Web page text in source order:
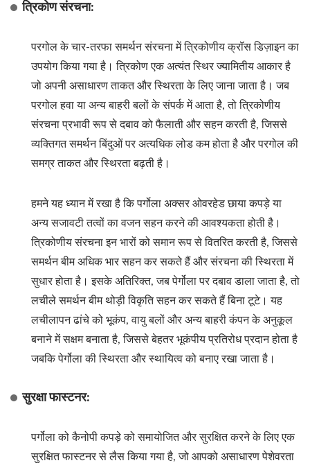
त्रिकोण संरचना:
परगोल के चार-तरफा समर्थन संरचना में त्रिकोणीय क्रॉस डिज़ाइन का
उपयोग किया गया है। त्रिकोण एक अत्यंत स्थिर ज्यामितीय आकार है
जो अपनी असाधारण ताकत और स्थिरता के लिए जाना जाता है। जब
परगोल हवा या अन्य बाहरी बलों के संपर्क में आता है, तो त्रिकोणीय
संरचना प्रभावी रूप से दबाव को फैलाती और सहन करती है, जिससे
व्यक्तिगत समर्थन बिंदुओं पर अत्यधिक लोड कम होता है और परगोल की
समग्र ताकत और स्थिरता बढ़ती है।
हमने यह ध्यान में रखा है कि पर्गोला अक्सर ओवरहेड छाया कपड़े या
अन्य सजावटी तत्वों का वजन सहन करने की आवश्यकता होती है।
त्रिकोणीय संरचना इन भारों को समान रूप से वितरित करती है, जिससे
समर्थन बीम अधिक भार सहन कर सकते हैं और संरचना की स्थिरता में
सुधार होता है। इसके अतिरिक्त, जब पेर्गोला पर दबाव डाला जाता है, तो
लचीले समर्थन बीम थोड़ी विकृति सहन कर सकते हैं बिना टूटे। यह
लचीलापन ढांचे को भूकंप, वायु बलों और अन्य बाहरी कंपन के अनुकूल
बनाने में सक्षम बनाता है, जिससे बेहतर भूकंपीय प्रतिरोध प्रदान होता है
जबकि पेर्गोला की स्थिरता और स्थायित्व को बनाए रखा जाता है।
सुरक्षा फास्टनर:
पर्गोला को कैनोपी कपड़े को समायोजित और सुरक्षित करने के लिए एक
सुरक्षित फास्टनर से लैस किया गया है, जो आपको असाधारण पेशेवरता